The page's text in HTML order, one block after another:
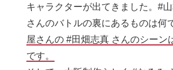
キャラクターが出てきました。#
さんのバトルの裏にあるものは何
屋さんの #田畑志真 さんのシーン
です。